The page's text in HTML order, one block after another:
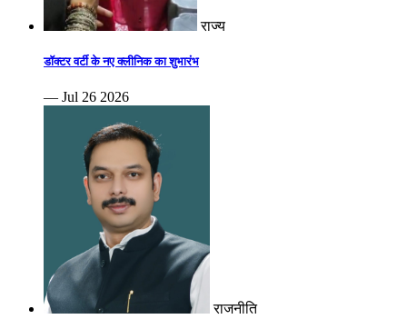
राज्य
डॉक्टर वर्टी के नए क्लीनिक का शुभारंभ
— Jul 26 2026
राजनीति